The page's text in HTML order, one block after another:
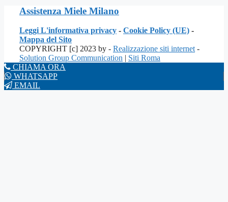
Assistenza Miele Milano
Leggi L'informativa privacy - Cookie Policy (UE) -
Mappa del Sito
COPYRIGHT [c] 2023 by - Realizzazione siti internet -
Solution Group Communication | Siti Roma
CHIAMA ORA
WHATSAPP
EMAIL